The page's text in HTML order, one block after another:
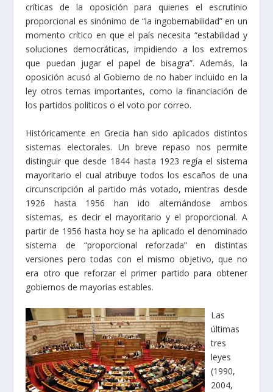
críticas de la oposición para quienes el escrutinio
proporcional es sinónimo de “la ingobernabilidad” en un
momento crítico en que el país necesita “estabilidad y
soluciones democráticas, impidiendo a los extremos
que puedan jugar el papel de bisagra”. Además, la
oposición acusó al Gobierno de no haber incluido en la
ley otros temas importantes, como la financiación de
los partidos políticos o el voto por correo.
Históricamente en Grecia han sido aplicados distintos
sistemas electorales. Un breve repaso nos permite
distinguir que desde 1844 hasta 1923 regía el sistema
mayoritario el cual atribuye todos los escaños de una
circunscripción al partido más votado, mientras desde
1926 hasta 1956 han ido alternándose ambos
sistemas, es decir el mayoritario y el proporcional. A
partir de 1956 hasta hoy se ha aplicado el denominado
sistema de “proporcional reforzada” en distintas
versiones pero todas con el mismo objetivo, que no
era otro que reforzar el primer partido para obtener
gobiernos de mayorías estables.
Las
últimas
tres
leyes
(1990,
2004,